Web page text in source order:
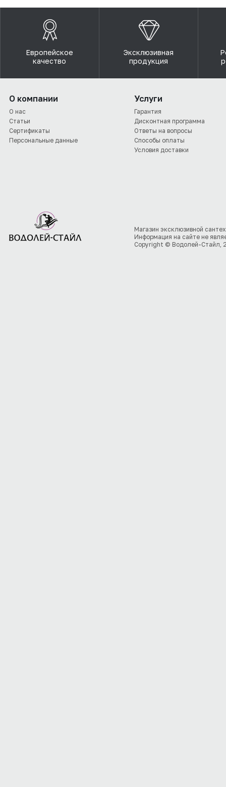
Европейское
качество
Эксклюзивная
продукция
О компании
О нас
Статьи
Сертификаты
Персональные данные
Услуги
Гарантия
Дисконтная программа
Ответы на вопросы
Способы оплаты
Условия доставки
Магазин эксклюзивной
Информация на сайте не
Copyright © Водолей-Стайл,